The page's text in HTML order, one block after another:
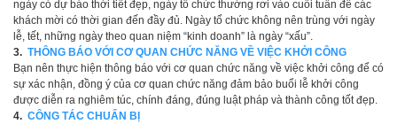
ngày có dự báo thời tiết đẹp, ngày tổ chức thường rơi vào cuối tuần để các
khách mời có thời gian đến đầy đủ. Ngày tổ chức không nên trùng với ngày
lễ, tết, những ngày theo quan niệm “kinh doanh” là ngày “xấu”.
3. THÔNG BÁO VỚI CƠ QUAN CHỨC NĂNG VỀ VIỆC KHỞI CÔNG
Bạn nên thực hiện thông báo với cơ quan chức năng về việc khởi công để có
sự xác nhận, đồng ý của cơ quan chức năng đảm bảo buổi lễ khởi công
được diễn ra nghiêm túc, chính đáng, đúng luật pháp và thành công tốt đẹp.
4. CÔNG TÁC CHUẨN BỊ